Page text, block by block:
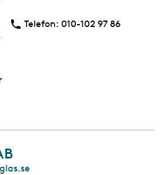
Telefon: Telefon
010-102 97 86